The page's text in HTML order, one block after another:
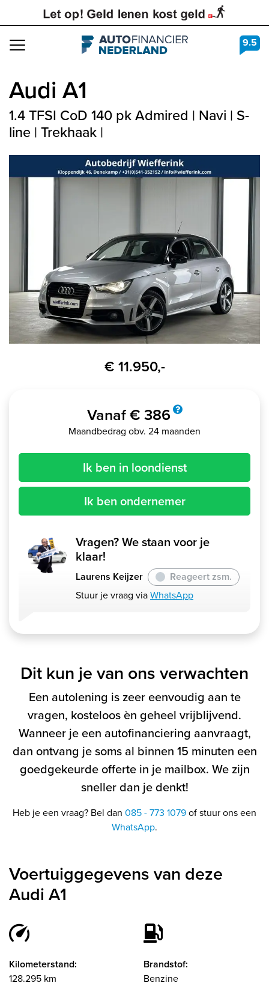
Navigation 9.5
AudiA1
1.4 TFSI CoD 140 pk Admired | Navi | S-
line | Trekhaak |
€ 11.950,-
Vanaf € 386
Maandbedrag obv. 24 maanden
Ik ben in loondienst
Ik ben ondernemer
Vragen? We staan voor je
klaar!
Laurens Keijzer
Reageert zsm.
Stuur je vraag viaWhatsApp
Dit kun je van ons verwachten
Een autolening is zeer eenvoudig aan te
vragen, kosteloos èn geheel vrijblijvend.
Wanneer je een autofinanciering aanvraagt,
dan ontvang je soms al binnen 15 minuten een
goedgekeurde offerte in je mailbox. We zijn
sneller dan je denkt!
Heb je een vraag? Bel dan 085 - 773 1079of stuur ons een
WhatsApp.
Voertuiggegevens van deze
Audi A1
Kilometerstand:
128.295 km
Brandstof:
Benzine